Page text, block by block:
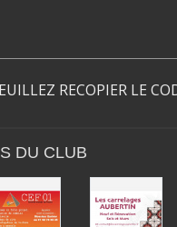
RECOPIER LE
DU CLUB